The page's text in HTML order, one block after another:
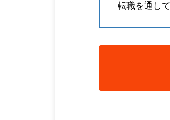
転職を通して